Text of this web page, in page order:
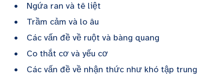
Ngứa ran và tê liệt
Trầm cảm và lo âu
Các vấn đề về ruột và bàng quang
Co thắt cơ và yếu cơ
Các vấn đề về nhận thức như khó tập trung